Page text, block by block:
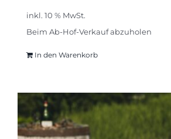
inkl. 10 % MwSt.
Beim Ab-Hof-Verkauf abzuholen
In den Warenkorb